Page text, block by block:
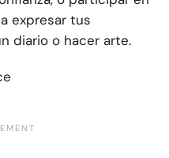
expresar tus
diario o hacer arte.